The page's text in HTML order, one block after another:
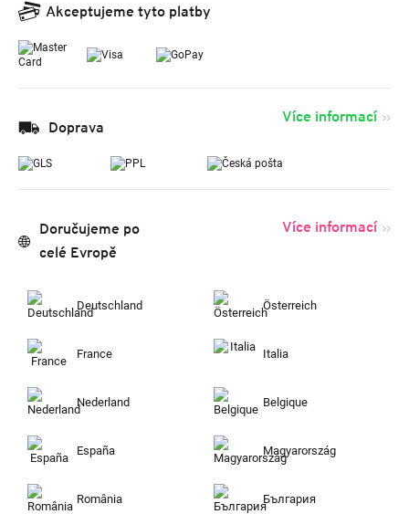
Akceptujeme tyto platby
Doprava
Více informací
Doručujeme po
celé Evropě
Více informací
Deutschland Österreich
France Italia
Nederland Belgique
España Magyarország
România България